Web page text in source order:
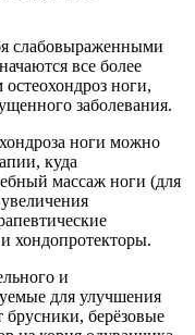
слабовыраженными
все более
ноги,
заболевания.
ноги можно
куда
массаж ноги (для
хондопротекторы.
и
для улучшения
брусники, берёзовые